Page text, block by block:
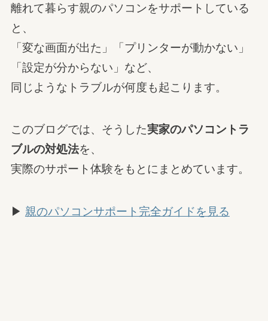
離れて暮らす親のパソコンをサポートしている
と、
「変な画面が出た」「プリンターが動かない」
「設定が分からない」など、
同じようなトラブルが何度も起こります。
このブログでは、そうした実家のパソコントラ
ブルの対処法を、
実際のサポート体験をもとにまとめています。
▶ 親のパソコンサポート完全ガイドを見る